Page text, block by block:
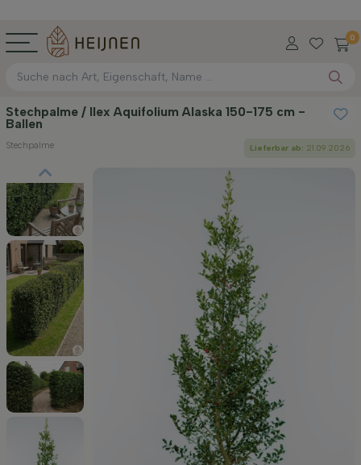
0
Stechpalme / Ilex Aquifolium Alaska 150-175 cm -
Ballen
Stechpalme Lieferbar ab: 21.09.2026